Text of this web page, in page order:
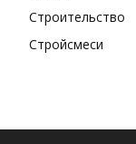
Строительство
Стройсмеси